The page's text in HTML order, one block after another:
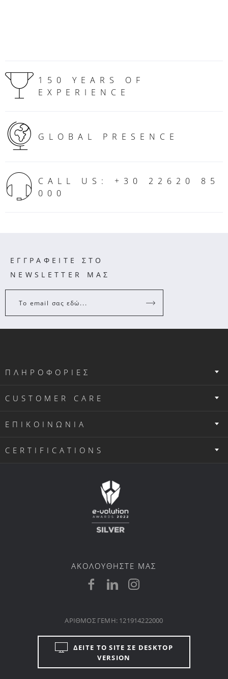
150 YEARS OF
EXPERIENCE
GLOBAL PRESENCE
CALL US: +30 22620 85
000
ΕΓΓΡΑΦΕΙΤΕ ΣΤΟ
NEWSLETTER ΜΑΣ
Το email σας εδώ...
ΠΛΗΡΟΦΟΡΙΕΣ
CUSTOMER CARE
ΕΠΙΚΟΙΝΩΝΙΑ
CERTIFICATIONS
ΑΚΟΛΟΥΘΗΣΤΕ ΜΑΣ
ΔΕΙΤΕ ΤΟ SITE ΣΕ DESKTOP
VERSION
ΑΡΙΘΜΟΣ ΓΕΜΗ: 121914222000